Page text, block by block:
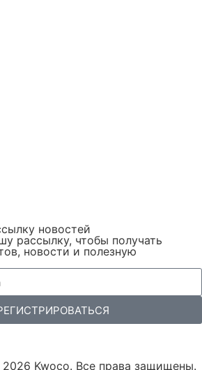
новостей
рассылку, чтобы получать
новости и полезную
Kwoco. Все права защищены.